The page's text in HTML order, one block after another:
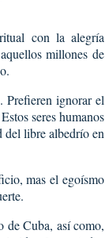
con la alegría
millones de
Prefieren ignorar el
seres humanos
del libre albedrío en
mas el egoísmo
de Cuba, así como,